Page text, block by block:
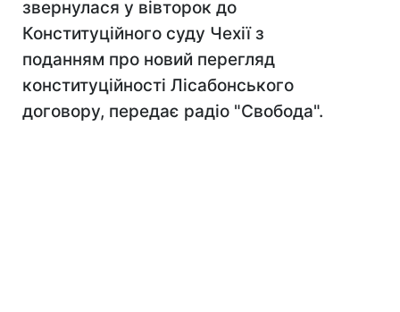
звернулася у вівторок до
Конституційного суду Чехії з
поданням про новий перегляд
конституційності Лісабонського
договору, передає радіо "Свобода".